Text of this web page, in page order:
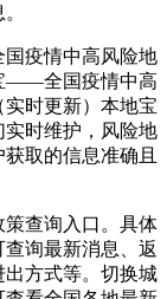
疫情中高风险地
——全国疫情中高
时更新）本地宝
时维护，风险地
取的信息准确且
策查询入口。具体
询最新消息、返
出方式等。切换城